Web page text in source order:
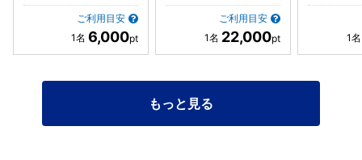
ご利用目安
6,000
ご利用目安
22,000
もっと見る